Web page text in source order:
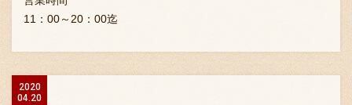
11：00～20：00迄
2020
04.20